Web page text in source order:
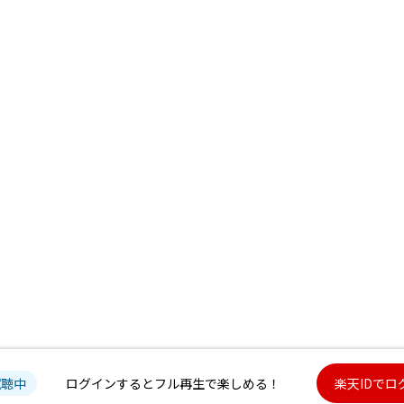
中 ログインするとフル再生で楽しめる！ 楽天IDでロ